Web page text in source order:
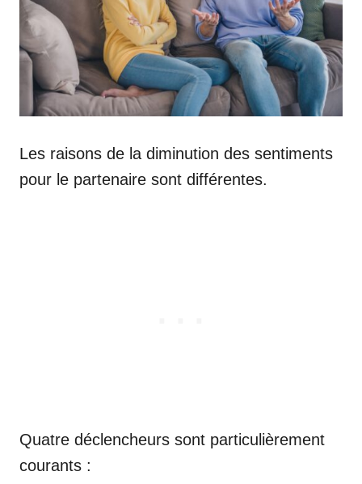
Les raisons de la diminution des sentiments
pour le partenaire sont différentes.
Quatre déclencheurs sont particulièrement
courants :